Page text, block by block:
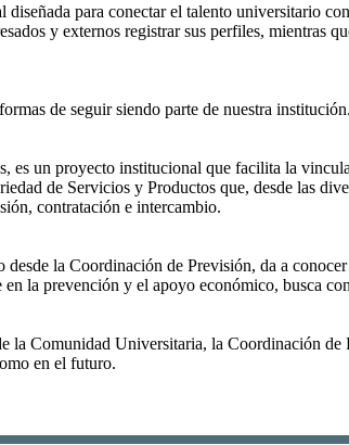
para conectar el talento universitario
y externos registrar sus perfiles, mientras
de seguir siendo parte de nuestra
es un proyecto institucional que facilita la
de Servicios y Productos que, desde las
contratación e intercambio.
la Coordinación de Previsión, da a
la prevención y el apoyo económico, busca
Comunidad Universitaria, la Coordinación
en el futuro.